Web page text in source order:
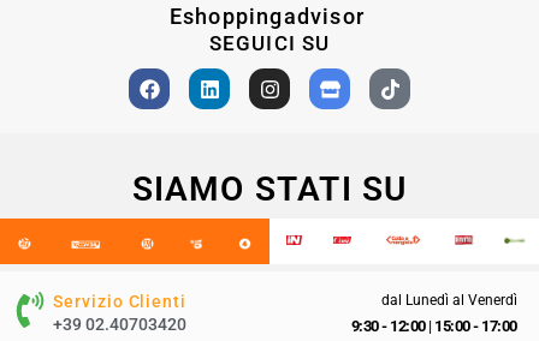
Eshoppingadvisor
SEGUICI SU
SIAMO STATI SU
Servizio Clienti
+39 02.40703420
dal Lunedì al Venerdì
9:30 - 12:00| 15:00 - 17:00